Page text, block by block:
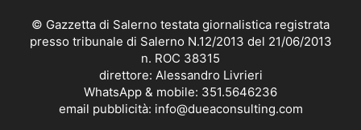
© Gazzetta di Salerno testata giornalistica registrata
presso tribunale di Salerno N.12/2013 del 21/06/2013
n. ROC 38315
direttore: Alessandro Livrieri
WhatsApp & mobile: 351.5646236
email pubblicità: info@dueaconsulting.com